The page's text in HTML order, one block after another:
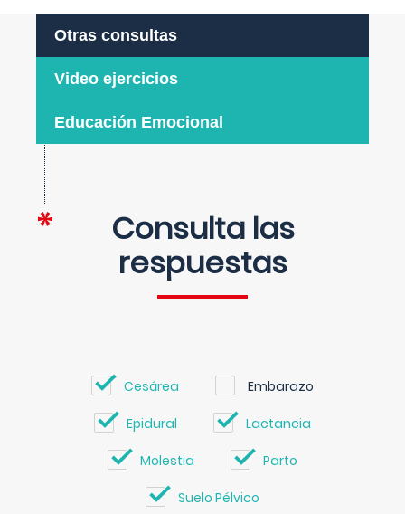
Otras consultas
Video ejercicios
Educación Emocional
Consulta las
respuestas
Cesárea Embarazo
Epidural Lactancia
Molestia Parto
Suelo Pélvico